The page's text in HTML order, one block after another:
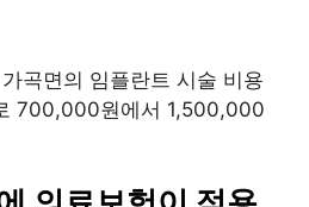
곡면의 임플란트 시술 비용
700,000원에서 1,500,000